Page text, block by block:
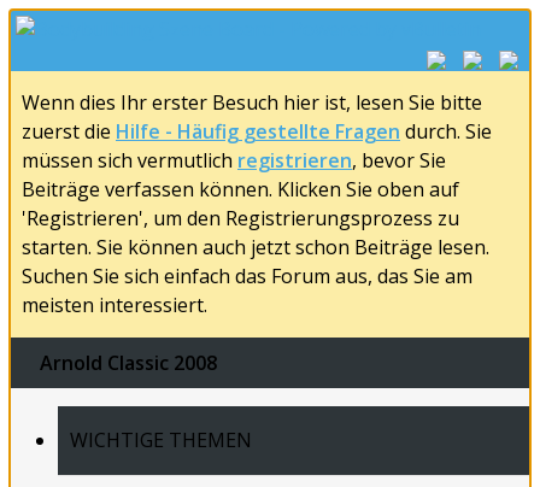
Wenn dies Ihr erster Besuch hier ist, lesen Sie bitte
zuerst die Hilfe - Häufig gestellte Fragen durch. Sie
müssen sich vermutlich registrieren, bevor Sie
Beiträge verfassen können. Klicken Sie oben auf
'Registrieren', um den Registrierungsprozess zu
starten. Sie können auch jetzt schon Beiträge lesen.
Suchen Sie sich einfach das Forum aus, das Sie am
meisten interessiert.
Arnold Classic 2008
WICHTIGE THEMEN